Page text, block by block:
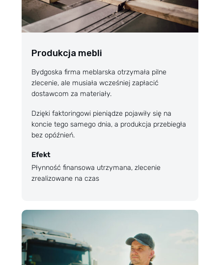
Produkcja mebli
Bydgoska firma meblarska otrzymała pilne
zlecenie, ale musiała wcześniej zapłacić
dostawcom za materiały.
Dzięki faktoringowi pieniądze pojawiły się na
koncie tego samego dnia, a produkcja przebiegła
bez opóźnień.
Efekt
Płynność finansowa utrzymana, zlecenie
zrealizowane na czas